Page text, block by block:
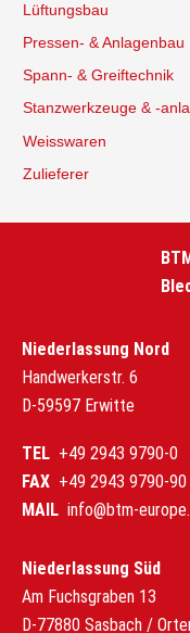
Lüftungsbau
Pressen- & Anlagenbau
Spann- & Greiftechnik
Stanzwerkzeuge & -
Weisswaren
Zulieferer
Niederlassung Nord
Handwerkerstr. 6
D-59597 Erwitte
TEL +49 2943 9790-0
FAX +49 2943 9790-90
MAIL info@btm-
Niederlassung Süd
Am Fuchsgraben 13
D-77880 Sasbach /